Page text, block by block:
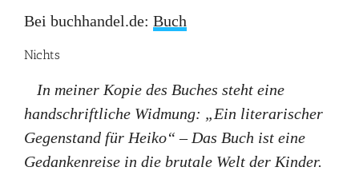
Bei buchhandel.de: Buch
Nichts
In meiner Kopie des Buches steht eine
handschriftliche Widmung: „Ein literarischer
Gegenstand für Heiko“ – Das Buch ist eine
Gedankenreise in die brutale Welt der Kinder.